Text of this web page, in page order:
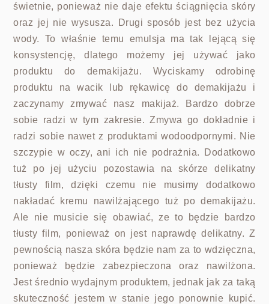
świetnie, ponieważ nie daje efektu ściągnięcia skóry
oraz jej nie wysusza. Drugi sposób jest bez użycia
wody. To właśnie temu emulsja ma tak lejącą się
konsystencję, dlatego możemy jej używać jako
produktu do demakijażu. Wyciskamy odrobinę
produktu na wacik lub rękawicę do demakijażu i
zaczynamy zmywać nasz makijaż. Bardzo dobrze
sobie radzi w tym zakresie. Zmywa go dokładnie i
radzi sobie nawet z produktami wodoodpornymi. Nie
szczypie w oczy, ani ich nie podrażnia. Dodatkowo
tuż po jej użyciu pozostawia na skórze delikatny
tłusty film, dzięki czemu nie musimy dodatkowo
nakładać kremu nawilżającego tuż po demakijażu.
Ale nie musicie się obawiać, ze to będzie bardzo
tłusty film, ponieważ on jest naprawdę delikatny. Z
pewnością nasza skóra będzie nam za to wdzięczna,
ponieważ będzie zabezpieczona oraz nawilżona.
Jest średnio wydajnym produktem, jednak jak za taką
skuteczność jestem w stanie jego ponownie kupić.